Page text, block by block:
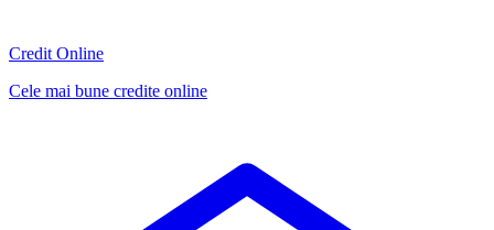
Credit Online
Cele mai bune credite online